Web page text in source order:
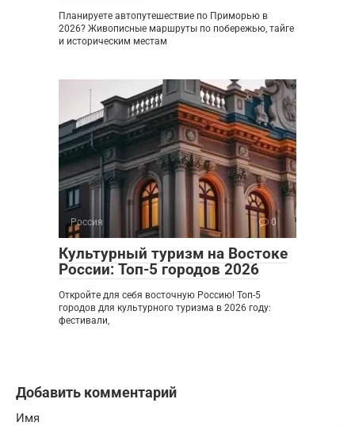
Планируете автопутешествие по Приморью в
2026? Живописные маршруты по побережью, тайге
и историческим местам
Россия 0
Культурный туризм на Востоке
России: Топ-5 городов 2026
Откройте для себя восточную Россию! Топ-5
городов для культурного туризма в 2026 году:
фестивали,
Добавить комментарий
Имя